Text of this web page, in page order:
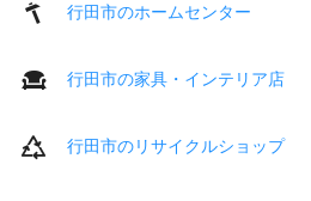
行田市のホームセンター
行田市の家具・インテリア店
行田市のリサイクルショップ